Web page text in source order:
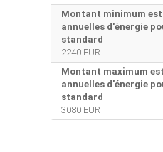
Montant minimum
annuelles d'énergie
standard
2240 EUR
Montant maximum
annuelles d'énergie
standard
3080 EUR